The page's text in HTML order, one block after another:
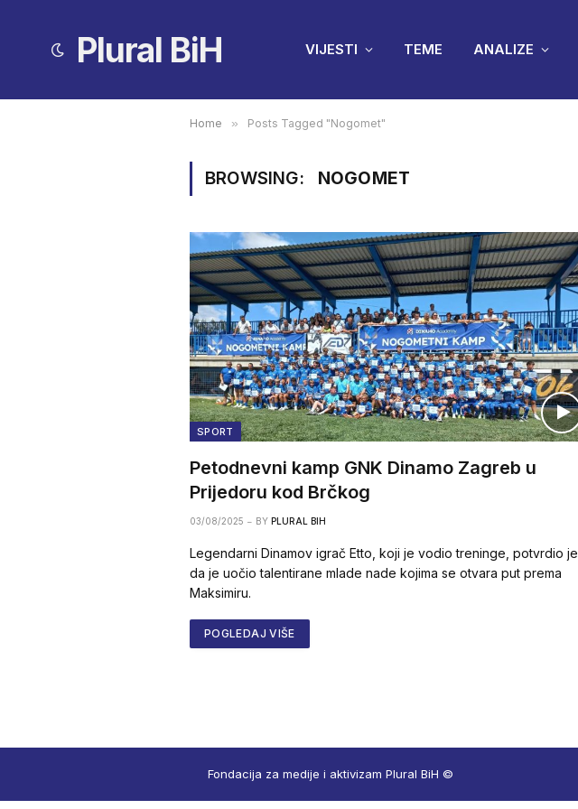
Plural BiH VIJESTI TEME ANALIZE
Home » Posts Tagged "Nogomet"
BROWSING: NOGOMET
SPORT
Petodnevni kamp GNK Dinamo Zagreb u
Prijedoru kod Brčkog
03/08/2025 BY PLURAL BIH
Legendarni Dinamov igrač Etto, koji je vodio treninge, potvrdio je
da je uočio talentirane mlade nade kojima se otvara put prema
Maksimiru.
POGLEDAJ VIŠE
Fondacija za medije i aktivizam Plural BiH ©